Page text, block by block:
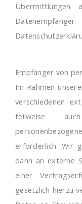
Übermittlungen
Empfänger von
Im Rahmen
verschiedenen
teilweise
erforderlich. Wir
dann an externe
einer
gesetzlich hierzu